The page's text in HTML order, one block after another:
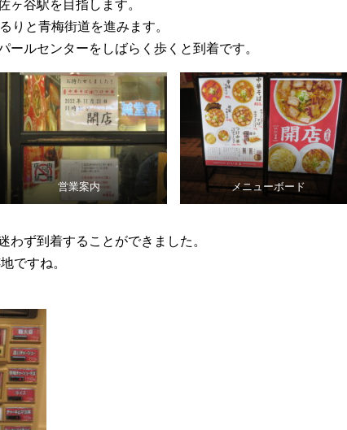
ヶ谷駅を目指します。
りと青梅街道を進みます。
ールセンターをしばらく歩くと到着です。
営業案内 メニューボード
わず到着することができました。
ですね。